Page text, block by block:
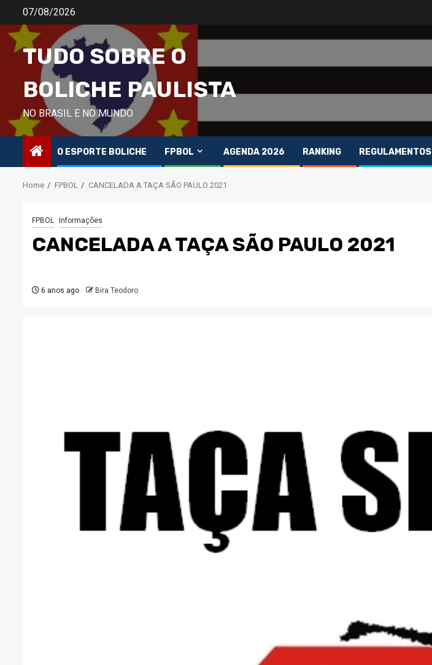
content
07/08/2026
TUDO SOBRE O
BOLICHE PAULISTA
NO BRASIL E NO MUNDO
O ESPORTE BOLICHE FPBOL AGENDA 2026 RANKING REGULAMENTOS
Home FPBOL CANCELADA A TAÇA SÃO PAULO 2021
FPBOL Informações
CANCELADA A TAÇA SÃO PAULO 2021
6 anos ago Bira Teodoro